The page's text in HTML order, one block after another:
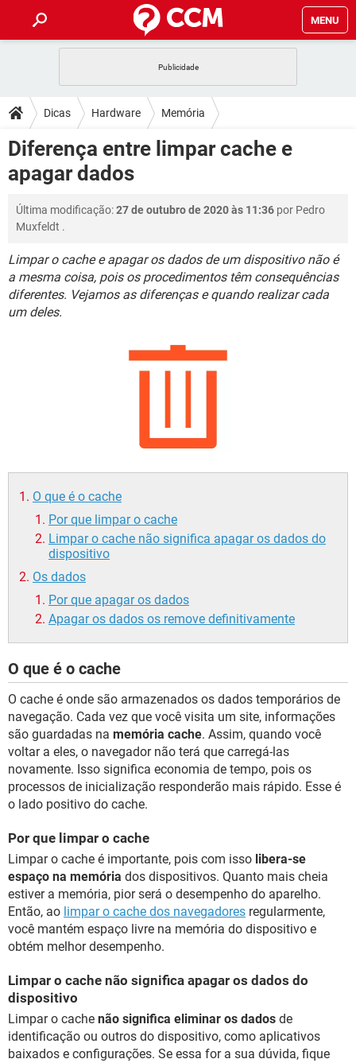
MENU
CELULAR FACEBOOK
OUTLOOK EXCEL
INSTAGRAM
DICAS
JOGOS WHATSAPP
CELULAR FACEBOOK
OUTLOOK
INSTAGRAM GMAIL
DOWNLOADS
JOGOS
OUTLOOK
INSTAGRAM GMAIL
GUIA DE COMPRAS
FÓRUM
JOGOS WHATSAPP
OUTLOOK EXCEL
INSTAGRAM GMAIL
GUIA DE COMPRAS
GLOSSÁRIO
JOGOS WHATSAPP
CELULAR FACEBOOK
OUTLOOK
Dicas Hardware Memória
Diferença entre limpar cache e
apagar dados
Última modificação:27 de outubro de 2020 às 11:36 por Pedro
Muxfeldt .
Limpar o cache e apagar os dados de um dispositivo não é
a mesma coisa, pois os procedimentos têm consequências
diferentes. Vejamos as diferenças e quando realizar cada
um deles.
O que é o cache
Por que limpar o cache
Limpar o cache não significa apagar os dados do
dispositivo
Os dados
Por que apagar os dados
Apagar os dados os remove definitivamente
O que é o cache
O cache é onde são armazenados os dados temporários de
navegação. Cada vez que você visita um site, informações
são guardadas na memória cache. Assim, quando você
voltar a eles, o navegador não terá que carregá-las
novamente. Isso significa economia de tempo, pois os
processos de inicialização responderão mais rápido. Esse é
o lado positivo do cache.
Por que limpar o cache
Limpar o cache é importante, pois com isso libera-se
espaço na memória dos dispositivos. Quanto mais cheia
estiver a memória, pior será o desempenho do aparelho.
Então, ao limpar o cache dos navegadores regularmente,
você mantém espaço livre na memória do dispositivo e
obtém melhor desempenho.
Limpar o cache não significa apagar os dados do
dispositivo
Limpar o cache não significa eliminar os dados de
identificação ou outros do dispositivo, como aplicativos
baixados e configurações. Se essa for a sua dúvida, fique